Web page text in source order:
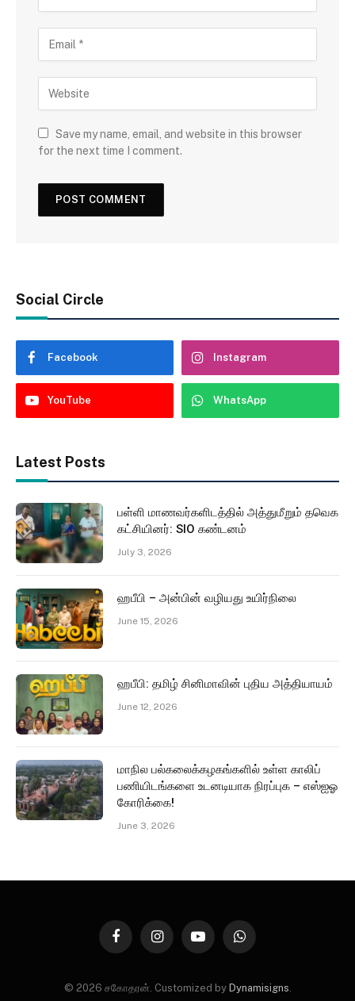
Save my name, email, and website in this browser
for the next time I comment.
Social Circle
Facebook Instagram
YouTube WhatsApp
Latest Posts
பள்ளி மாணவர்களிடத்தில் அத்துமீறும் தவெக
கட்சியினர்: SIO கண்டனம்
July 3, 2026
ஹபீபி – அன்பின் வழியது உயிர்நிலை
June 15, 2026
ஹபீபி: தமிழ் சினிமாவின் புதிய அத்தியாயம்
June 12, 2026
மாநில பல்கலைக்கழகங்களில் உள்ள காலிப்
பணியிடங்களை உடனடியாக நிரப்புக – எஸ்ஐஓ
கோரிக்கை!
June 3, 2026
FacebookInstagramYouTubeWhatsApp
© 2026 சகோதரன். Customized by Dynamisigns